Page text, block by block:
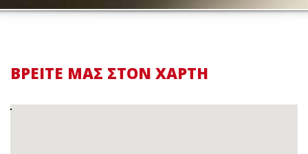
ΒΡΕΙΤΕ ΜΑΣ ΣΤΟΝ ΧΑΡΤΗ